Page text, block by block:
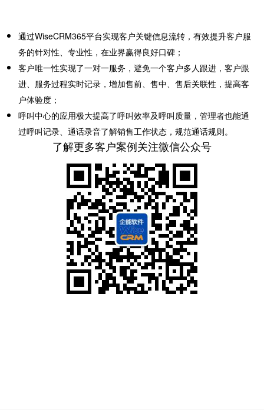
通过WiseCRM365平台实现客户关键信息流转，有效提升客户服
务的针对性、专业性，在业界赢得良好口碑；
客户唯一性实现了一对一服务，避免一个客户多人跟进，客户跟
进、服务过程实时记录，增加售前、售中、售后关联性， 提高客
户体验度；
呼叫中心的应用极大提高了呼叫效率及呼叫质量，管理者也能通
过呼叫记录、通话录音了解销售工作状态，规范通话规则。
了解更多客户案例关注微信公众号